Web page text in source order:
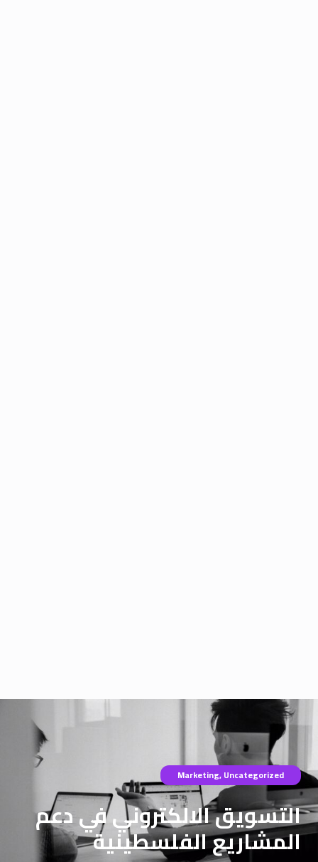
Marketing,Uncategorized
التسويق الالكتروني في دعم
المشاريع الفلسطينية